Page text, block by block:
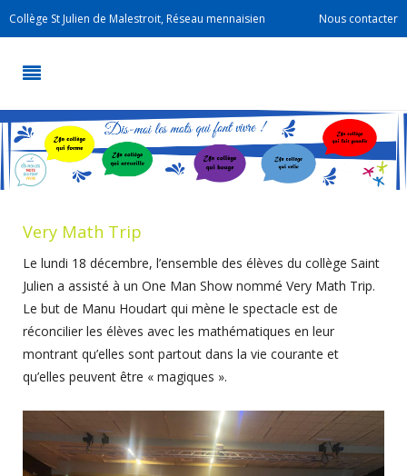
Collège St Julien de Malestroit, Réseau mennaisien Nous contacter
Very Math Trip
Le lundi 18 décembre, l’ensemble des élèves du collège Saint
Julien a assisté à un One Man Show nommé Very Math Trip.
Le but de Manu Houdart qui mène le spectacle est de
réconcilier les élèves avec les mathématiques en leur
montrant qu’elles sont partout dans la vie courante et
qu’elles peuvent être « magiques ».